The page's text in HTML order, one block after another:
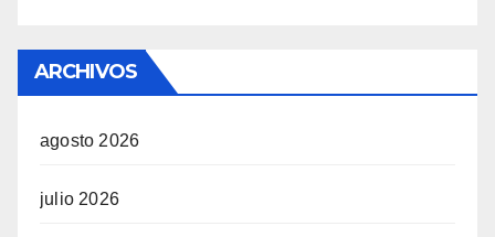
ARCHIVOS
agosto 2026
julio 2026